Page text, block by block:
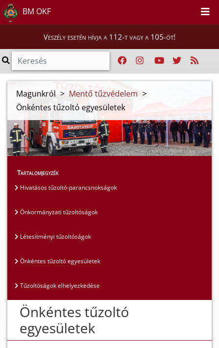
BM OKF
Veszély esetén hívja a 112-t vagy a 105-öt!
Magunkról > Mentő tűzvédelem >
Önkéntes tűzoltó egyesületek
Tartalomjegyzék
Hivatásos tűzoltó-parancsnokságok
Önkormányzati tűzoltóságok
Létesítményi tűzoltóságok
Önkéntes tűzoltó egyesületek
Tűzoltóságok elhelyezkedése
Önkéntes tűzoltó
egyesületek